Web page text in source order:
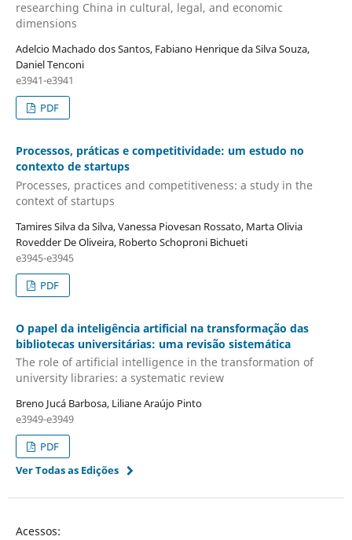
researching China in cultural, legal, and economic
dimensions
Adelcio Machado dos Santos, Fabiano Henrique da Silva Souza,
Daniel Tenconi
e3941-e3941
PDF
Processos, práticas e competitividade: um estudo no
contexto de startups
Processes, practices and competitiveness: a study in the
context of startups
Tamires Silva da Silva, Vanessa Piovesan Rossato, Marta Olivia
Rovedder De Oliveira, Roberto Schoproni Bichueti
e3945-e3945
PDF
O papel da inteligência artificial na transformação das
bibliotecas universitárias: uma revisão sistemática
The role of artificial intelligence in the transformation of
university libraries: a systematic review
Breno Jucá Barbosa, Liliane Araújo Pinto
e3949-e3949
PDF
Ver Todas as Edições
Acessos: